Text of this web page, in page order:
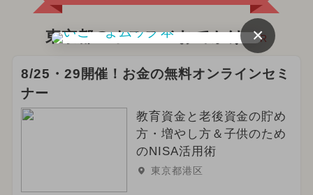
東京都のオススメおでかけ PR
8/25・29開催！お金の無料オンラインセミ
ナー
教育資金と老後資金の貯め
方・増やし方＆子供のため
のNISA活用術
東京都港区
×